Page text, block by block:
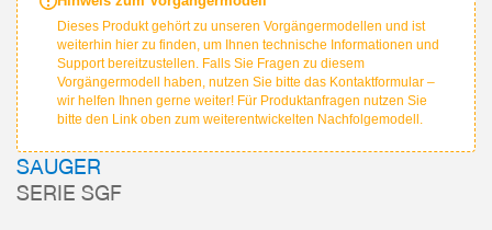
Dieses Produkt gehört zu unseren Vorgängermodellen und ist
weiterhin hier zu finden, um Ihnen technische Informationen und
Support bereitzustellen. Falls Sie Fragen zu diesem
Vorgängermodell haben, nutzen Sie bitte das Kontaktformular –
wir helfen Ihnen gerne weiter! Für Produktanfragen nutzen Sie
bitte den Link oben zum weiterentwickelten Nachfolgemodell.
SAUGER
SERIE SGF